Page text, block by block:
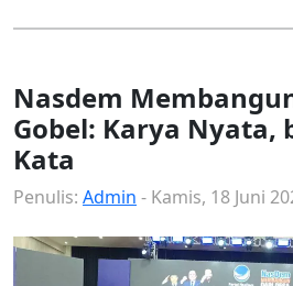
Nasdem
Gobel: Karya Nyata,
Kata
Penulis: Admin - Kamis, 18 Juni